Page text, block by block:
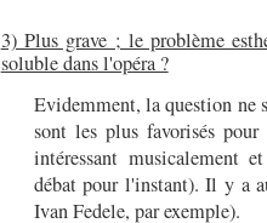
3) Plus grave ; le problème
soluble dans l'opéra ?
Evidemment, la question ne
sont les plus favorisés
intéressant musicalement
débat pour l'instant). Il y a
Ivan Fedele, par exemple).